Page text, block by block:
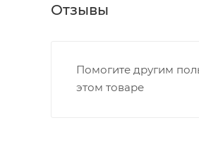
Отзывы
Помогите другим
этом товаре